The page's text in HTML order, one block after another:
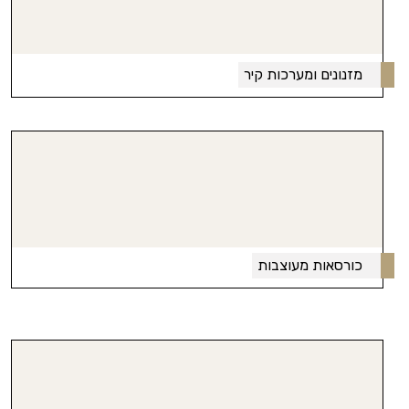
מזנונים ומערכות קיר
כורסאות מעוצבות